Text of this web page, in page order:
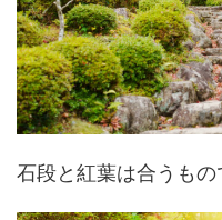
石段と紅葉は合うもの